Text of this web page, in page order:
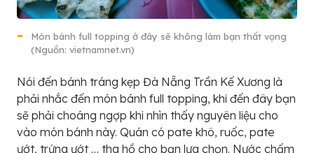
Món bánh full topping ở đây sẽ không làm bạn thất vọng
(Nguồn: vietnamnet.vn)
Nói đến bánh tráng kẹp Đà Nẵng Trần Kế Xương là
phải nhắc đến món bánh full topping, khi đến đây bạn
sẽ phải choáng ngợp khi nhìn thấy nguyên liệu cho
vào món bánh này. Quán có pate khô, ruốc, pate
ướt, trứng ướt … tha hồ cho bạn lựa chọn. Nước chấm